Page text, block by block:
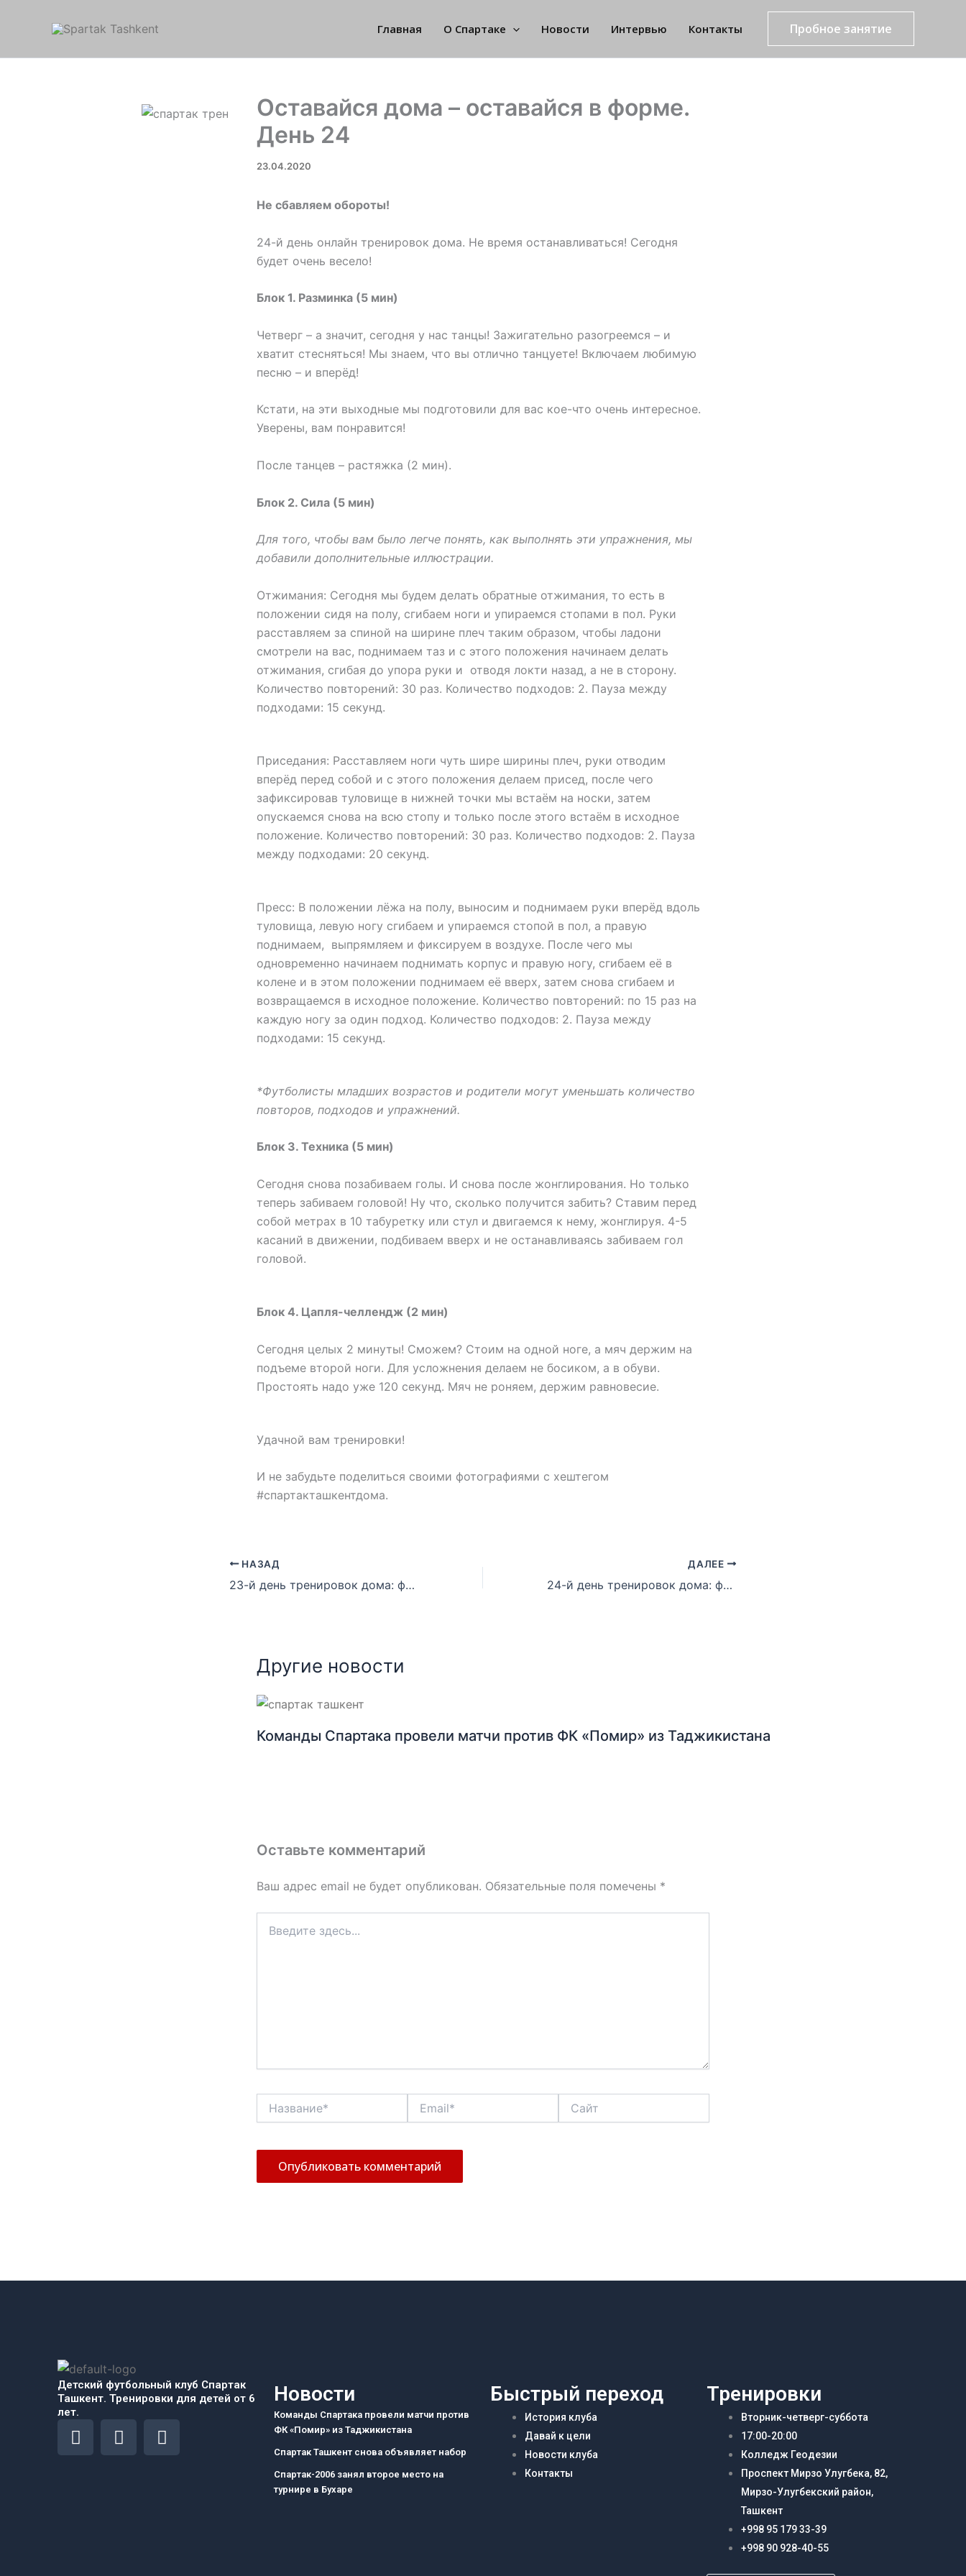
Главная О Спартаке Новости Интервью Контакты Пробное занятие
Оставайся дома – оставайся в форме.
День 24
23.04.2020
Не сбавляем обороты!
24-й день онлайн тренировок дома. Не время останавливаться! Сегодня
будет очень весело!
Блок 1. Разминка (5 мин)
Четверг – а значит, сегодня у нас танцы! Зажигательно разогреемся – и
хватит стесняться! Мы знаем, что вы отлично танцуете! Включаем любимую
песню – и вперёд!
Кстати, на эти выходные мы подготовили для вас кое-что очень интересное.
Уверены, вам понравится!
После танцев – растяжка (2 мин).
Блок 2. Сила (5 мин)
Для того, чтобы вам было легче понять, как выполнять эти упражнения, мы
добавили дополнительные иллюстрации.
Отжимания: Сегодня мы будем делать обратные отжимания, то есть в
положении сидя на полу, сгибаем ноги и упираемся стопами в пол. Руки
расставляем за спиной на ширине плеч таким образом, чтобы ладони
смотрели на вас, поднимаем таз и с этого положения начинаем делать
отжимания, сгибая до упора руки и отводя локти назад, а не в сторону.
Количество повторений: 30 раз. Количество подходов: 2. Пауза между
подходами: 15 секунд.
Приседания: Расставляем ноги чуть шире ширины плеч, руки отводим
вперёд перед собой и с этого положения делаем присед, после чего
зафиксировав туловище в нижней точки мы встаём на носки, затем
опускаемся снова на всю стопу и только после этого встаём в исходное
положение. Количество повторений: 30 раз. Количество подходов: 2. Пауза
между подходами: 20 секунд.
Пресс: В положении лёжа на полу, выносим и поднимаем руки вперёд вдоль
туловища, левую ногу сгибаем и упираемся стопой в пол, а правую
поднимаем, выпрямляем и фиксируем в воздухе. После чего мы
одновременно начинаем поднимать корпус и правую ногу, сгибаем её в
колене и в этом положении поднимаем её вверх, затем снова сгибаем и
возвращаемся в исходное положение. Количество повторений: по 15 раз на
каждую ногу за один подход. Количество подходов: 2. Пауза между
подходами: 15 секунд.
*Футболисты младших возрастов и родители могут уменьшать количество
повторов, подходов и упражнений.
Блок 3. Техника (5 мин)
Сегодня снова позабиваем голы. И снова после жонглирования. Но только
теперь забиваем головой! Ну что, сколько получится забить? Ставим перед
собой метрах в 10 табуретку или стул и двигаемся к нему, жонглируя. 4-5
касаний в движении, подбиваем вверх и не останавливаясь забиваем гол
головой.
Блок 4. Цапля-челлендж (2 мин)
Сегодня целых 2 минуты! Сможем? Стоим на одной ноге, а мяч держим на
подъеме второй ноги. Для усложнения делаем не босиком, а в обуви.
Простоять надо уже 120 секунд. Мяч не роняем, держим равновесие.
Удачной вам тренировки!
И не забудьте поделиться своими фотографиями с хештегом
#спартакташкентдома.
НАЗАД
23-й день тренировок дома: фото
ДАЛЕЕ
24-й день тренировок дома: фото
Другие новости
Команды Спартака провели матчи против ФК «Помир» из Таджикистана
Оставьте комментарий
Ваш адрес email не будет опубликован. Обязательные поля помечены *
здесь...
Детский футбольный клуб Спартак
Ташкент. Тренировки для детей от 6
лет.
F
a
I
n
T
e
Новости
Команды Спартака провели матчи против
ФК «Помир» из Таджикистана
Спартак Ташкент снова объявляет набор
Спартак-2006 занял второе место на
турнире в Бухаре
Быстрый переход
История клуба
Давай к цели
Новости клуба
Контакты
Тренировки
Вторник-четверг-суббота
17:00-20:00
Колледж Геодезии
Проспект Мирзо Улугбека, 82,
Мирзо-Улугбекский район,
Ташкент
+998 95 179 33-39
+998 90 928-40-55